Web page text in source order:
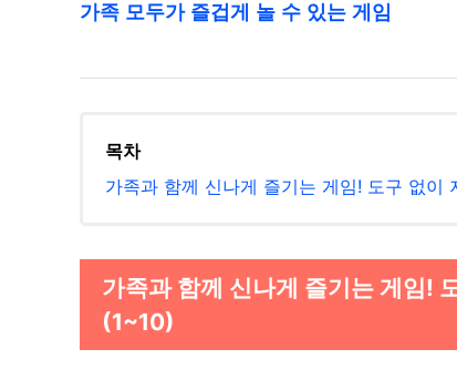
가족 모두가 즐겁게 놀 수 있는 게임
목차
가족과 함께 신나게 즐기는 게임! 도구 없이
가족과 함께 신나게 즐기는 게임!
(1~10)